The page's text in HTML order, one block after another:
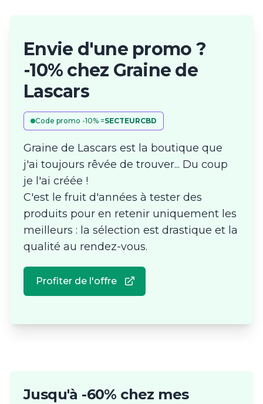
Envie d'une promo ?
-10% chez Graine de
Lascars
Code promo -10% =SECTEURCBD
Graine de Lascars est la boutique que
j'ai toujours rêvée de trouver... Du coup
je l'ai créée !
C'est le fruit d'années à tester des
produits pour en retenir uniquement les
meilleurs : la sélection est drastique et la
qualité au rendez-vous.
Profiter de l'offre
Jusqu'à -60% chez mes